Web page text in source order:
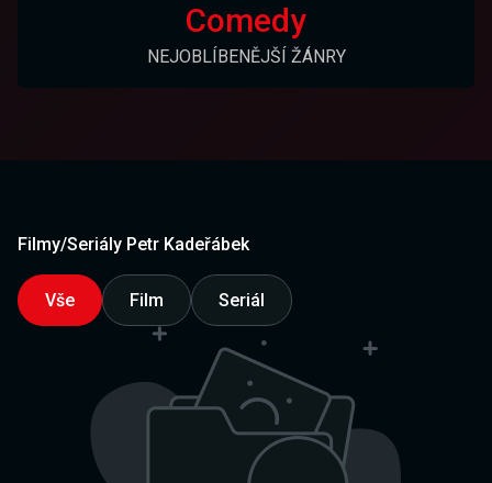
Comedy
NEJOBLÍBENĚJŠÍ ŽÁNRY
Filmy/Seriály Petr Kadeřábek
Vše Film Seriál